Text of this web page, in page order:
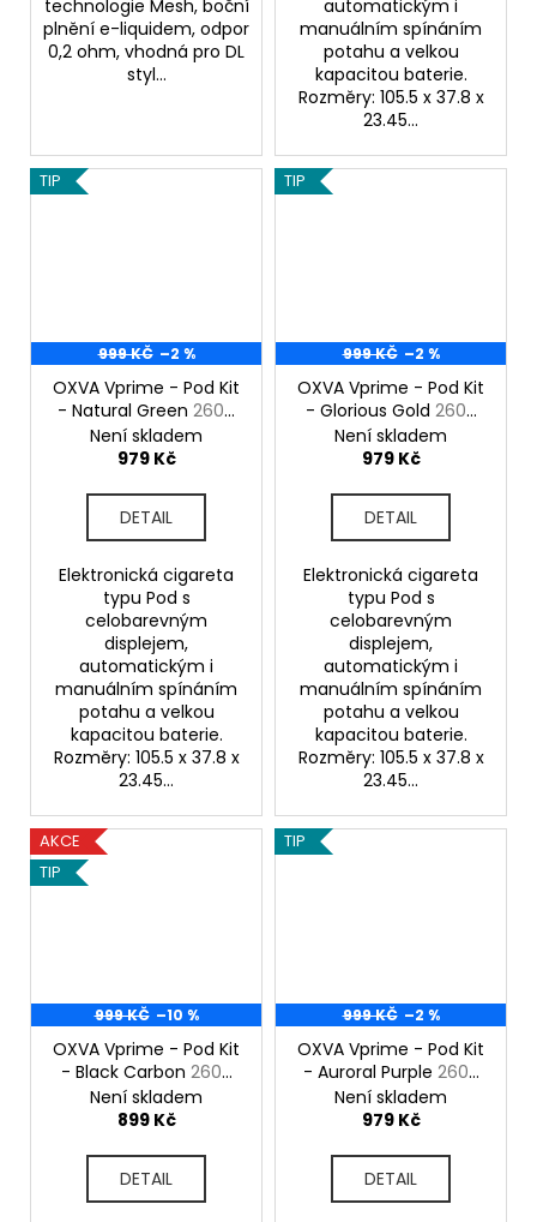
technologie Mesh, boční
plnění e-liquidem, odpor
0,2 ohm, vhodná pro DL
styl...
automatickým i
manuálním spínáním
potahu a velkou
kapacitou baterie.
Rozměry: 105.5 x 37.8 x
23.45...
TIP
999 KČ –2 %
OXVA Vprime - Pod Kit
- Natural Green 2600
mAh
Není skladem
979 Kč
DETAIL
Elektronická cigareta
typu Pod s
celobarevným
displejem,
automatickým i
manuálním spínáním
potahu a velkou
kapacitou baterie.
Rozměry: 105.5 x 37.8 x
23.45...
TIP
999 KČ –2 %
OXVA Vprime - Pod Kit
- Glorious Gold 2600
mAh
Není skladem
979 Kč
DETAIL
Elektronická cigareta
typu Pod s
celobarevným
displejem,
automatickým i
manuálním spínáním
potahu a velkou
kapacitou baterie.
Rozměry: 105.5 x 37.8 x
23.45...
AKCE
TIP
999 KČ –10 %
OXVA Vprime - Pod Kit
- Black Carbon 2600
mAh
Není skladem
899 Kč
DETAIL
TIP
999 KČ –2 %
OXVA Vprime - Pod Kit
- Auroral Purple 2600
mAh
Není skladem
979 Kč
DETAIL